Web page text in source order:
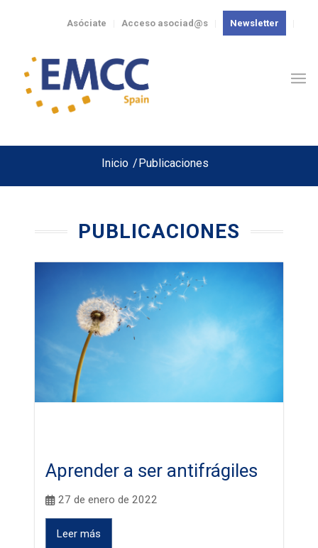
Newsletter
Acceso asociad@s
Asóciate
Inicio /Publicaciones
PUBLICACIONES
Aprender a ser antifrágiles
27 de enero de 2022
Leer más